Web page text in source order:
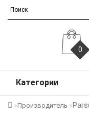
0
Категории
Производитель